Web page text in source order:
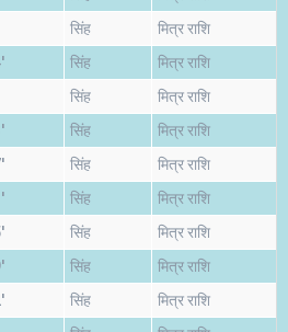
सिंह मित्र राशि
सिंह मित्र राशि
सिंह मित्र राशि
सिंह मित्र राशि
सिंह मित्र राशि
सिंह मित्र राशि
सिंह मित्र राशि
सिंह मित्र राशि
सिंह मित्र राशि